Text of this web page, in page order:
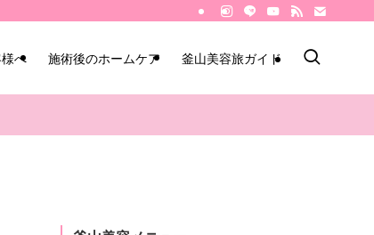
へ 施術後のホームケア 釜山美容旅ガイド